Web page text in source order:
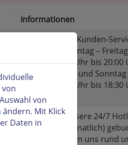
Informationen
Unser STRATO Kunden-
steht Ihnen Montag –
Zeit von 08:00 Uhr bis 20:00
sowie Samstag und
Zeit von 10:00 Uhr bis 18:30
zur Verfügung.
Kunden die unsere 24/7
(10,00 Euro monatlich)
haben erreichen uns rund
von
ändern. Mit Klick
Daten in